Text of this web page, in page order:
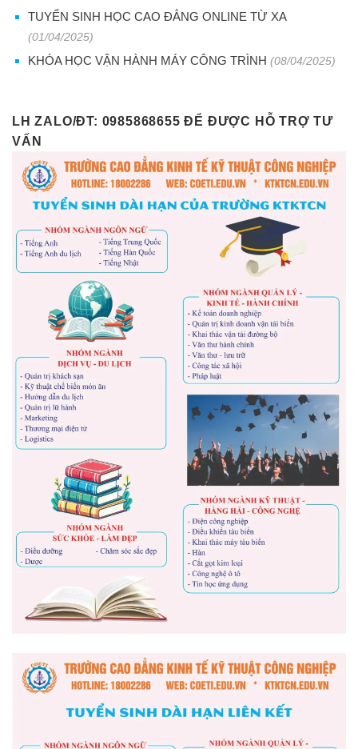
TUYỂN SINH HỌC CAO ĐẲNG ONLINE TỪ XA
(01/04/2025)
KHÓA HỌC VẬN HÀNH MÁY CÔNG TRÌNH (08/04/2025)
LH ZALO/ĐT: 0985868655 ĐỂ ĐƯỢC HỖ TRỢ TƯ
VẤN